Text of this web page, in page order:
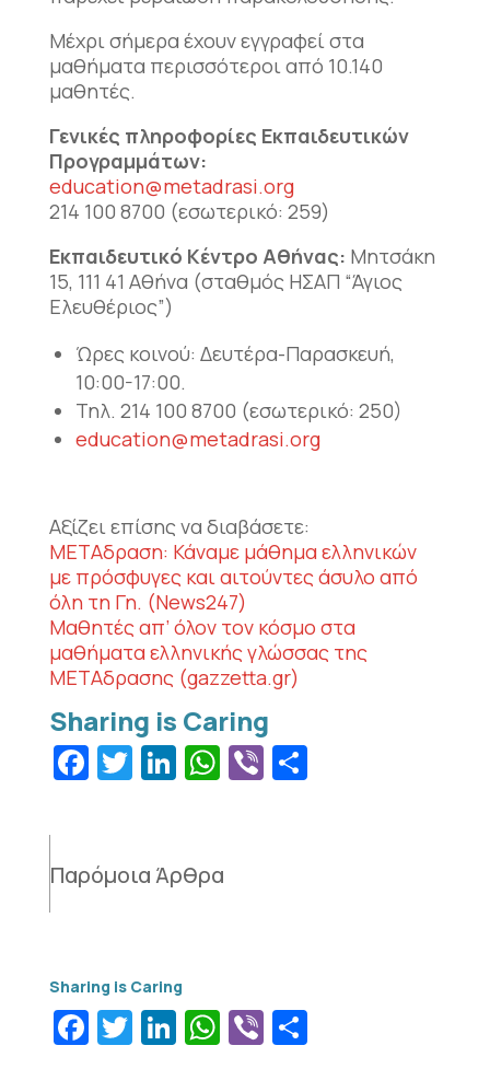
Μέχρι σήμερα έχουν εγγραφεί στα
μαθήματα περισσότεροι από 10.140
μαθητές.
Γενικές πληροφορίες Εκπαιδευτικών
Προγραμμάτων:
education@metadrasi.org
214 100 8700 (εσωτερικό: 259)
Εκπαιδευτικό Κέντρο Αθήνας: Μητσάκη
15, 111 41 Αθήνα (σταθμός ΗΣΑΠ “Άγιος
Ελευθέριος”)
Ώρες κοινού: Δευτέρα-Παρασκευή,
10:00-17:00.
Τηλ. 214 100 8700 (εσωτερικό: 250)
education@metadrasi.org
Αξίζει επίσης να διαβάσετε:
ΜΕΤΑδραση: Κάναμε μάθημα ελληνικών
με πρόσφυγες και αιτούντες άσυλο από
όλη τη Γη. (News247)
Μαθητές απ’ όλον τον κόσμο στα
μαθήματα ελληνικής γλώσσας της
ΜΕΤΑδρασης (gazzetta.gr)
Facebook
Twitter
LinkedIn
WhatsApp
Viber
Παρόμοια Άρθρα
Facebook
Twitter
LinkedIn
WhatsApp
Viber